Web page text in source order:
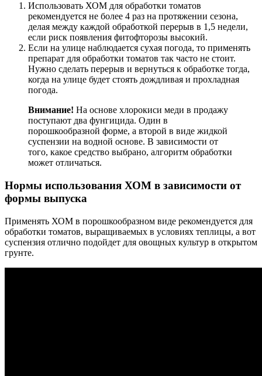
Использовать ХОМ для обработки томатов
рекомендуется не более 4 раз на протяжении сезона,
делая между каждой обработкой перерыв в 1,5 недели,
если риск появления фитофторозы высокий.
Если на улице наблюдается сухая погода, то применять
препарат для обработки томатов так часто не стоит.
Нужно сделать перерыв и вернуться к обработке тогда,
когда на улице будет стоять дождливая и прохладная
погода.
Внимание! На основе хлорокиси меди в продажу
поступают два фунгицида. Один в
порошкообразной форме, а второй в виде жидкой
суспензии на водной основе. В зависимости от
того, какое средство выбрано, алгоритм обработки
может отличаться.
Нормы использования ХОМ в зависимости от
формы выпуска
Применять ХОМ в порошкообразном виде рекомендуется для
обработки томатов, выращиваемых в условиях теплицы, а вот
суспензия отлично подойдет для овощных культур в открытом
грунте.